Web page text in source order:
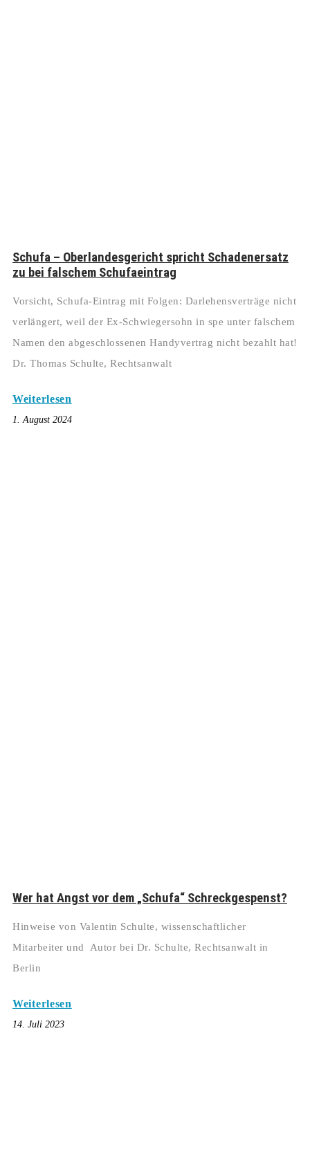
Schufa – Oberlandesgericht spricht Schadenersatz
zu bei falschem Schufaeintrag
Vorsicht, Schufa-Eintrag mit Folgen: Darlehensverträge nicht
verlängert, weil der Ex-Schwiegersohn in spe unter falschem
Namen den abgeschlossenen Handyvertrag nicht bezahlt hat!
Dr. Thomas Schulte, Rechtsanwalt
Weiterlesen
1. August 2024
Wer hat Angst vor dem „Schufa“ Schreckgespenst?
Hinweise von Valentin Schulte, wissenschaftlicher
Mitarbeiter und Autor bei Dr. Schulte, Rechtsanwalt in
Berlin
Weiterlesen
14. Juli 2023